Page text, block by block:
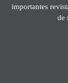
importantes
de